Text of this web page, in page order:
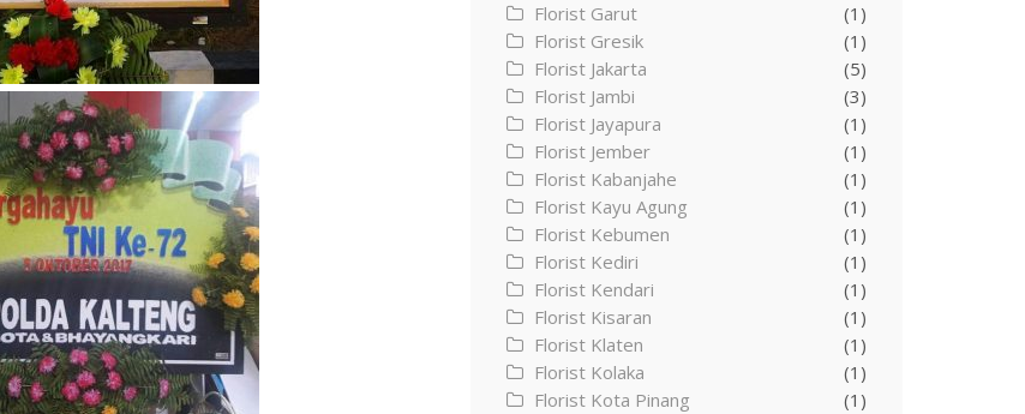
Florist Garut
(1)
Florist Gresik
(1)
Florist Jakarta
(5)
Florist Jambi
(3)
Florist Jayapura
(1)
Florist Jember
(1)
Florist Kabanjahe
(1)
Florist Kayu Agung
(1)
Florist Kebumen
(1)
Florist Kediri
(1)
Florist Kendari
(1)
Florist Kisaran
(1)
Florist Klaten
(1)
Florist Kolaka
(1)
Florist Kota Pinang
(1)